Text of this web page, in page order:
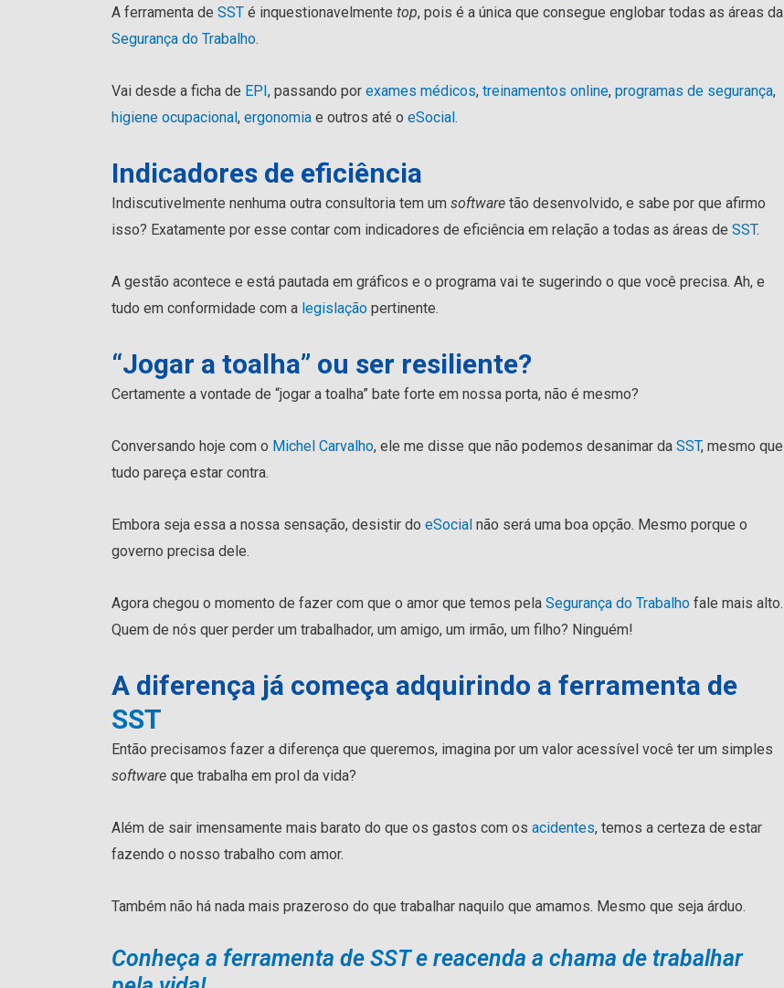
A ferramenta de SST é inquestionavelmente top, pois é a única que consegue englobar todas as áreas da
Segurança do Trabalho.
Vai desde a ficha de EPI, passando por exames médicos, treinamentos online, programas de segurança,
higiene ocupacional, ergonomia e outros até o eSocial.
Indicadores de eficiência
Indiscutivelmente nenhuma outra consultoria tem um software tão desenvolvido, e sabe por que afirmo
isso? Exatamente por esse contar com indicadores de eficiência em relação a todas as áreas de SST.
A gestão acontece e está pautada em gráficos e o programa vai te sugerindo o que você precisa. Ah, e
tudo em conformidade com a legislação pertinente.
“Jogar a toalha” ou ser resiliente?
Certamente a vontade de “jogar a toalha” bate forte em nossa porta, não é mesmo?
Conversando hoje com o Michel Carvalho, ele me disse que não podemos desanimar da SST, mesmo que
tudo pareça estar contra.
Embora seja essa a nossa sensação, desistir do eSocial não será uma boa opção. Mesmo porque o
governo precisa dele.
Agora chegou o momento de fazer com que o amor que temos pela Segurança do Trabalho fale mais alto.
Quem de nós quer perder um trabalhador, um amigo, um irmão, um filho? Ninguém!
A diferença já começa adquirindo a ferramenta de
SST
Então precisamos fazer a diferença que queremos, imagina por um valor acessível você ter um simples
software que trabalha em prol da vida?
Além de sair imensamente mais barato do que os gastos com os acidentes, temos a certeza de estar
fazendo o nosso trabalho com amor.
Também não há nada mais prazeroso do que trabalhar naquilo que amamos. Mesmo que seja árduo.
Conheça a ferramenta de SST e reacenda a chama de trabalhar